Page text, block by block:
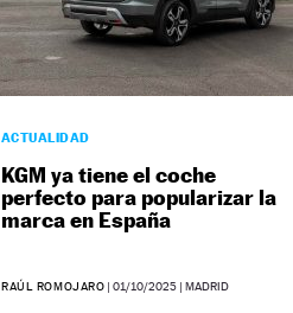
ACTUALIDAD
KGM ya tiene el coche
perfecto para popularizar la
marca en España
RAÚL ROMOJARO |01/10/2025 | MADRID